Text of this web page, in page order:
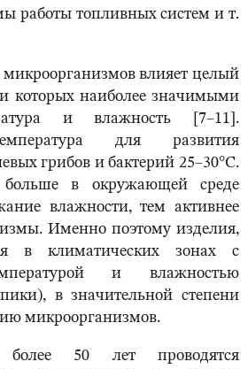
работы топливных систем и т.
микроорганизмов влияет целый
которых наиболее значимыми
и влажность [7–11].
для развития
грибов и бактерий 25–30°С.
в окружающей среде
влажности, тем активнее
Именно поэтому изделия,
в климатических зонах с
и влажностью
в значительной степени
микроорганизмов.
50 лет проводятся